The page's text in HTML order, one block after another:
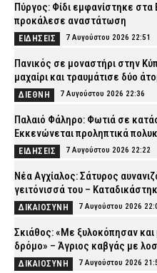
Πύργος: Φίδι εμφανίστηκε στα
προκάλεσε αναστάτωση
ΕΙΔΗΣΕΙΣ 7 Αυγούστου 2026 22:51
Πανικός σε μοναστήρι στην
μαχαίρι και τραυμάτισε δύο
ΔΙΕΘΝΗ 7 Αυγούστου 2026 22:36
Παλαιό Φάληρο: Φωτιά σε
Εκκενώνεται προληπτικά
ΕΙΔΗΣΕΙΣ 7 Αυγούστου 2026 22:22
Νέα Αγχίαλος: Σάτυρος
γειτόνισσά του –
ΔΙΚΑΙΟΣΥΝΗ 7 Αυγούστου 2026
Σκιάθος: «Με ξυλοκόπησαν
δρόμο» – Άγριος καβγάς με
ΔΙΚΑΙΟΣΥΝΗ 7 Αυγούστου 2026